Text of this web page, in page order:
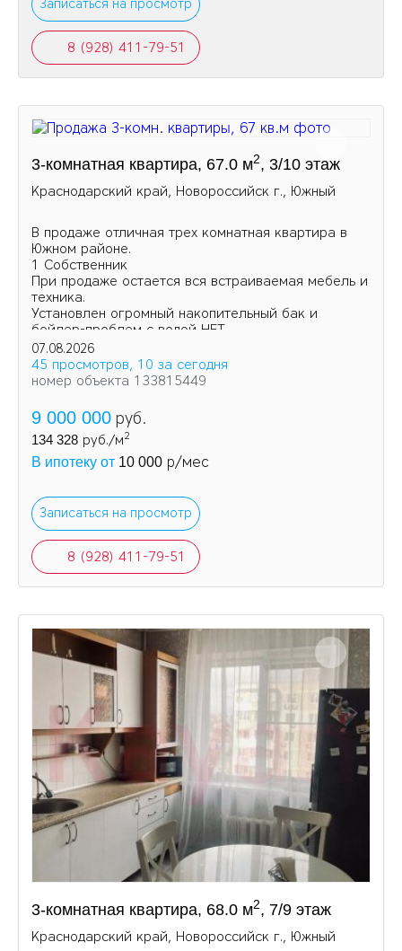
Записаться на просмотр
8 (928) 411-79-51
3-комнатная квартира, 67.0 м2, 3/10 этаж
Краснодарский край, Новороссийск г., Южный
В продаже отличная трех комнатная квартира в
Южном районе.
1 Собственник
При продаже остается вся встраиваемая мебель и
техника.
Установлен огромный накопительный бак и
бойлер-проблем с водой НЕТ.
Увеличена площадь кухни и одной из комнат за
счет балконов.
07.08.2026
45 просмотров, 10 за сегодня
номер объекта 133815449
9 000 000 руб.
134 328 руб./м2
В ипотеку от 10 000 р/мес
Записаться на просмотр
8 (928) 411-79-51
3-комнатная квартира, 68.0 м2, 7/9 этаж
Краснодарский край, Новороссийск г., Южный